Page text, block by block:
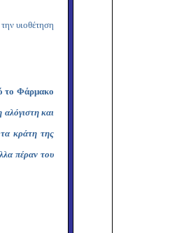
υιοθέτηση
το Φάρμακο
και
τα κράτη της
πέραν του